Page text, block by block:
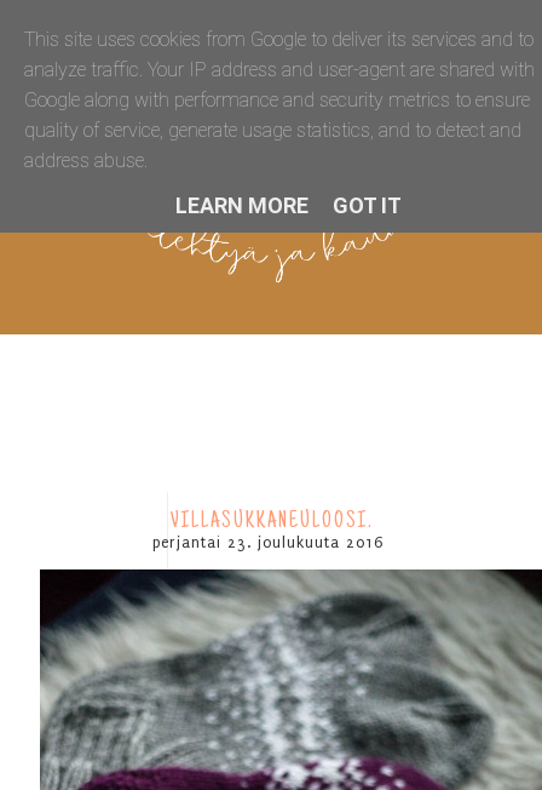
VILLASUKKANEULOOSI.
perjantai 23. joulukuuta 2016
This site uses cookies from Google to deliver its services and to
analyze traffic. Your IP address and user-agent are shared with
Google along with performance and security metrics to ensure
quality of service, generate usage statistics, and to detect and
address abuse.
LEARN MORE GOT IT